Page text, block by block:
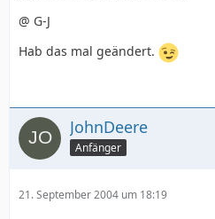
@ G-J
Hab das mal geändert.
JohnDeere
Anfänger
21. September 2004 um 18:19